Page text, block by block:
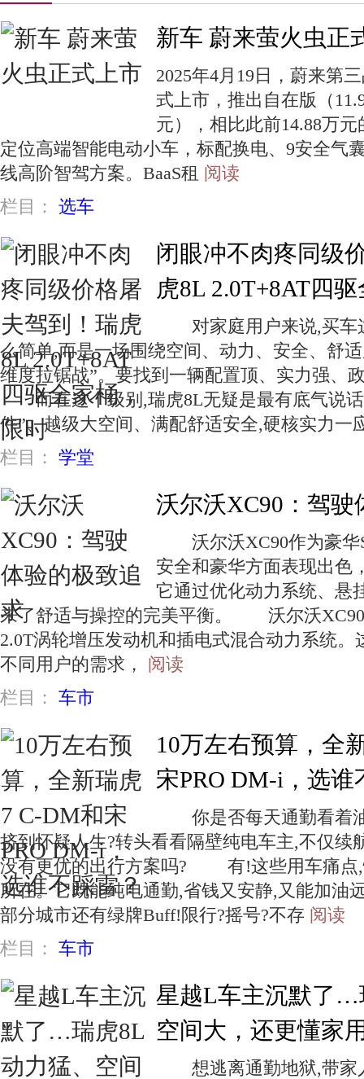
新车 蔚来萤火虫正
2025年4月19日，蔚来第
式上市，推出​​自在版（
元）​​，相比此前14.88万
定位高端智能电动小车，​​标配换电、9安全气
线高阶智驾方案。​​BaaS租 阅读
栏目： 选车
闭眼冲不肉疼同级
虎8L 2.0T+8AT四
对家庭用户来说,买车
么简单,而是一场围绕空间、动力、安全、舒
维度拉锯战”。要找到一辆配置顶、实力强、
而在这个级别,瑞虎8L无疑是最有底气说话
件”、越级大空间、满配舒适安全,硬核实力一
栏目： 学堂
沃尔沃XC90：驾驶
沃尔沃XC90作为豪华
安全和豪华方面表现出色
它通过优化动力系统、悬
来了舒适与操控的完美平衡。 沃尔沃XC90
2.0T涡轮增压发动机和插电式混合动力系统
不同用户的需求， 阅读
栏目： 车市
10万左右预算，全
宋PRO DM-i，选谁
你是否每天通勤看着
挤到怀疑人生?转头看看隔壁纯电车主,不仅续
没有更优的出行方案吗? 有!这些用车痛点,
所在。它既能纯电通勤,省钱又安静,又能加油
部分城市还有绿牌Buff!限行?摇号?不存 阅读
栏目： 车市
星越L车主沉默了…
空间大，还更懂家
想逃离通勤地狱,带家